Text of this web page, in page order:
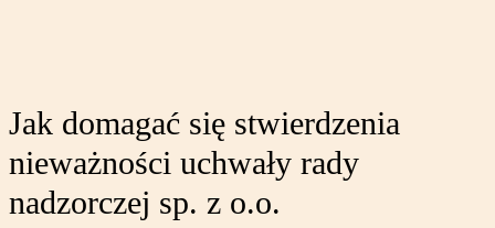
Jak domagać się stwierdzenia
nieważności uchwały rady
nadzorczej sp. z o.o.